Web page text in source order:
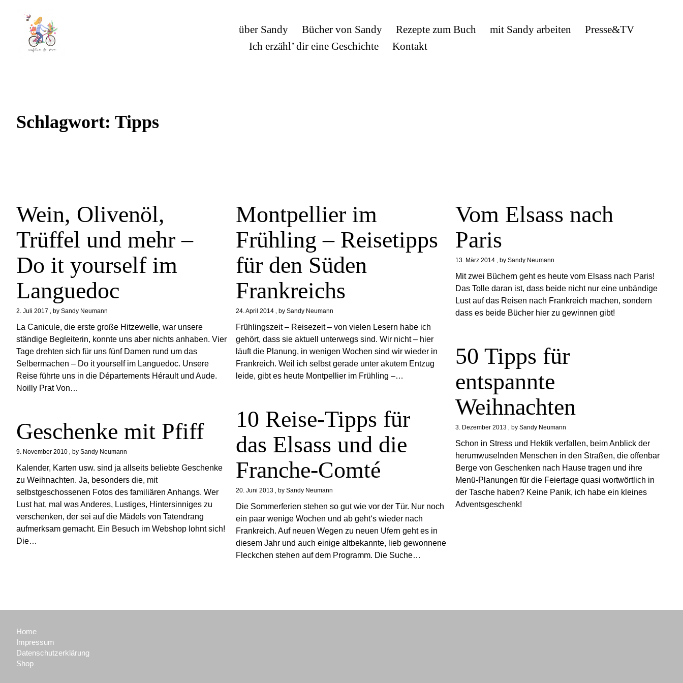
über Sandy Bücher von Sandy Rezepte zum Buch mit Sandy arbeiten
Presse&TV
Ich erzähl’ dir eine Geschichte
Kontakt
Schlagwort:Tipps
Wein, Olivenöl,
Trüffel und mehr –
Do it yourself im
Languedoc
2. Juli 2017 bySandy Neumann
La Canicule, die erste große Hitzewelle, war unsere
ständige Begleiterin, konnte uns aber nichts anhaben. Vier
Tage drehten sich für uns fünf Damen rund um das
Selbermachen – Do it yourself im Languedoc. Unsere
Reise führte uns in die Départements Hérault und Aude.
Noilly Prat Von…
Montpellier im
Frühling – Reisetipps
für den Süden
Frankreichs
24. April 2014 bySandy Neumann
Frühlingszeit – Reisezeit – von vielen Lesern habe ich
gehört, dass sie aktuell unterwegs sind. Wir nicht – hier
läuft die Planung, in wenigen Wochen sind wir wieder in
Frankreich. Weil ich selbst gerade unter akutem Entzug
leide, gibt es heute Montpellier im Frühling –…
Vom Elsass nach
Paris
13. März 2014 by Sandy Neumann
Mit zwei Büchern geht es heute vom Elsass nach Paris!
Das Tolle daran ist, dass beide nicht nur eine unbändige
Lust auf das Reisen nach Frankreich machen, sondern
dass es beide Bücher hier zu gewinnen gibt!
50 Tipps für
entspannte
Weihnachten
3. Dezember 2013 by Sandy Neumann
Schon in Stress und Hektik verfallen, beim Anblick der
herumwuselnden Menschen in den Straßen, die offenbar
Berge von Geschenken nach Hause tragen und ihre
Menü-Planungen für die Feiertage quasi wortwörtlich in
der Tasche haben? Keine Panik, ich habe ein kleines
Adventsgeschenk!
10 Reise-Tipps für
das Elsass und die
Franche-Comté
20. Juni 2013 bySandy Neumann
Die Sommerferien stehen so gut wie vor der Tür. Nur noch
ein paar wenige Wochen und ab geht‘s wieder nach
Frankreich. Auf neuen Wegen zu neuen Ufern geht es in
diesem Jahr und auch einige altbekannte, lieb gewonnene
Fleckchen stehen auf dem Programm. Die Suche…
Geschenke mit Pfiff
9. November 2010 bySandy Neumann
Kalender, Karten usw. sind ja allseits beliebte Geschenke
zu Weihnachten. Ja, besonders die, mit
selbstgeschossenen Fotos des familiären Anhangs. Wer
Lust hat, mal was Anderes, Lustiges, Hintersinniges zu
verschenken, der sei auf die Mädels von Tatendrang
aufmerksam gemacht. Ein Besuch im Webshop lohnt sich!
Die…
Home
Impressum
Datenschutzerklärung
Shop